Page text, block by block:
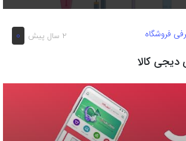
2 سال پیش 0 فروشگاه
دیجی کالا